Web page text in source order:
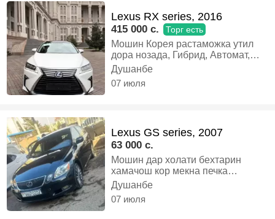
Lexus RX series, 2016
415 000 c. Торг есть
Мошин Корея растаможка утил
дора нозада, Гибрид, Автомат,
Внедорожник
Душанбе
07 июля
Lexus GS series, 2007
63 000 c.
Мошин дар холати бехтарин
хамачош кор мекна печка
кансанер мулти рули дутарафа
абагрев сидены сиденихо лифт
рул лифт даре сентрзамок
Душанбе
07 июля